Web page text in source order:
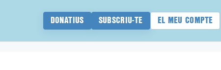
DONATIUS SUBSCRIU-TE EL MEU COMPTE